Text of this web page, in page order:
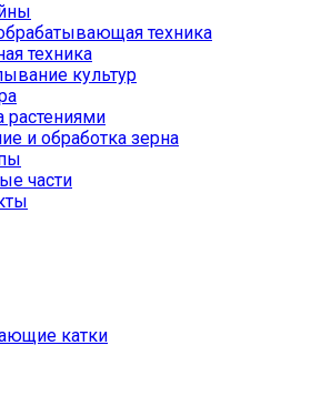
техника
техника
культур
растениями
и обработка зерна
части
катки